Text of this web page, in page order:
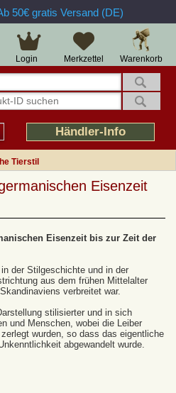
50€ gratis Versand (DE)
Warenkorb
Merkzettel
Login
Händler-Info
Tierstil
Eisenzeit
Eisenzeit bis zur Zeit der
der Stilgeschichte und in der
aus dem frühen Mittelalter
verbreitet war.
stilisierter und in sich
und Menschen, wobei die Leiber
wurden, so dass das eigentliche
abgewandelt wurde.